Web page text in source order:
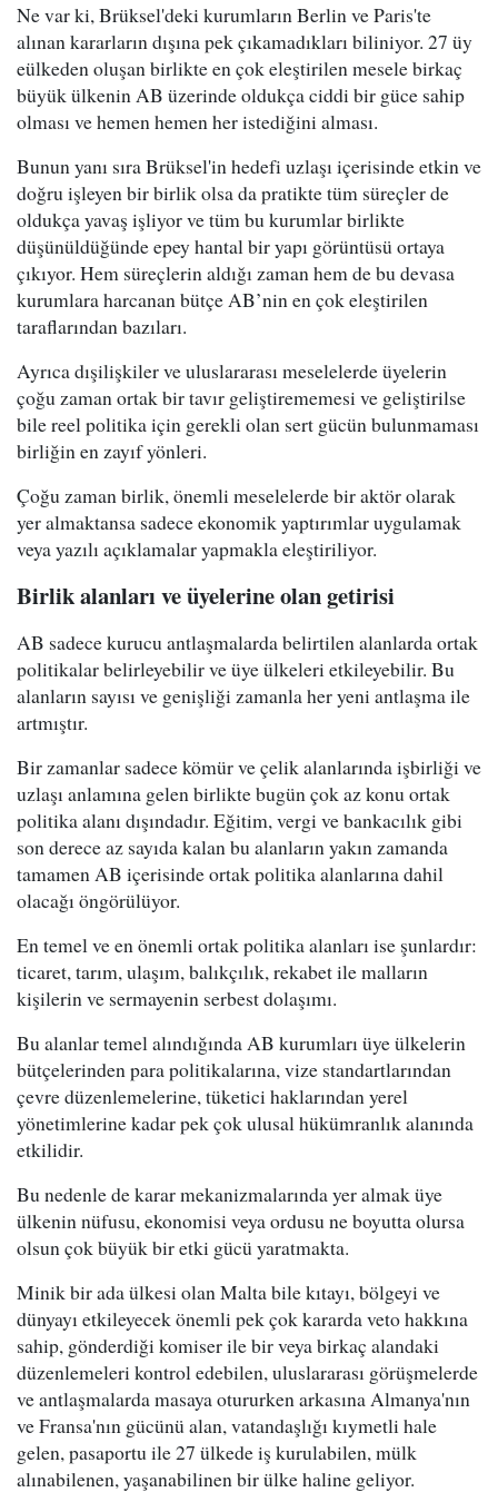
Ne var ki, Brüksel'deki kurumların Berlin ve Paris'te
alınan kararların dışına pek çıkamadıkları biliniyor. 27 üy
eülkeden oluşan birlikte en çok eleştirilen mesele birkaç
büyük ülkenin AB üzerinde oldukça ciddi bir güce sahip
olması ve hemen hemen her istediğini alması.
Bunun yanı sıra Brüksel'in hedefi uzlaşı içerisinde etkin ve
doğru işleyen bir birlik olsa da pratikte tüm süreçler de
oldukça yavaş işliyor ve tüm bu kurumlar birlikte
düşünüldüğünde epey hantal bir yapı görüntüsü ortaya
çıkıyor. Hem süreçlerin aldığı zaman hem de bu devasa
kurumlara harcanan bütçe AB’nin en çok eleştirilen
taraflarından bazıları.
Ayrıca dışilişkiler ve uluslararası meselelerde üyelerin
çoğu zaman ortak bir tavır geliştirememesi ve geliştirilse
bile reel politika için gerekli olan sert gücün bulunmaması
birliğin en zayıf yönleri.
Çoğu zaman birlik, önemli meselelerde bir aktör olarak
yer almaktansa sadece ekonomik yaptırımlar uygulamak
veya yazılı açıklamalar yapmakla eleştiriliyor.
Birlik alanları ve üyelerine olan getirisi
AB sadece kurucu antlaşmalarda belirtilen alanlarda ortak
politikalar belirleyebilir ve üye ülkeleri etkileyebilir. Bu
alanların sayısı ve genişliği zamanla her yeni antlaşma ile
artmıştır.
Bir zamanlar sadece kömür ve çelik alanlarında işbirliği ve
uzlaşı anlamına gelen birlikte bugün çok az konu ortak
politika alanı dışındadır. Eğitim, vergi ve bankacılık gibi
son derece az sayıda kalan bu alanların yakın zamanda
tamamen AB içerisinde ortak politika alanlarına dahil
olacağı öngörülüyor.
En temel ve en önemli ortak politika alanları ise şunlardır:
ticaret, tarım, ulaşım, balıkçılık, rekabet ile malların
kişilerin ve sermayenin serbest dolaşımı.
Bu alanlar temel alındığında AB kurumları üye ülkelerin
bütçelerinden para politikalarına, vize standartlarından
çevre düzenlemelerine, tüketici haklarından yerel
yönetimlerine kadar pek çok ulusal hükümranlık alanında
etkilidir.
Bu nedenle de karar mekanizmalarında yer almak üye
ülkenin nüfusu, ekonomisi veya ordusu ne boyutta olursa
olsun çok büyük bir etki gücü yaratmakta.
Minik bir ada ülkesi olan Malta bile kıtayı, bölgeyi ve
dünyayı etkileyecek önemli pek çok kararda veto hakkına
sahip, gönderdiği komiser ile bir veya birkaç alandaki
düzenlemeleri kontrol edebilen, uluslararası görüşmelerde
ve antlaşmalarda masaya otururken arkasına Almanya'nın
ve Fransa'nın gücünü alan, vatandaşlığı kıymetli hale
gelen, pasaportu ile 27 ülkede iş kurulabilen, mülk
alınabilenen, yaşanabilinen bir ülke haline geliyor.